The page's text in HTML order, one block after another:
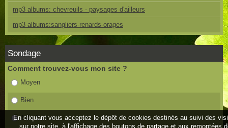
mp3 albums: chevreuils - paysages d'ailleurs
mp3 albums:sangliers-renards-orages
Sondage
Comment trouvez-vous mon site ?
Moyen
Bien
Très bien
En cliquant vous acceptez le dépôt de cookies destinés au suivi des
sur notre site, à l'affichage des boutons de partage et aux remontées